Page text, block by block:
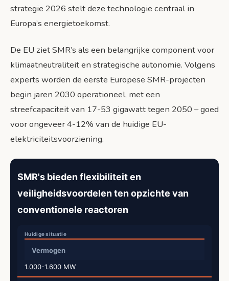
strategie 2026 stelt deze technologie centraal in
Europa’s energietoekomst.
De EU ziet SMR’s als een belangrijke component voor
klimaatneutraliteit en strategische autonomie. Volgens
experts worden de eerste Europese SMR-projecten
begin jaren 2030 operationeel, met een
streefcapaciteit van 17-53 gigawatt tegen 2050 – goed
voor ongeveer 4-12% van de huidige EU-
elektriciteitsvoorziening.
SMR's bieden flexibiliteit en
veiligheidsvoordelen ten opzichte van
conventionele reactoren
Vermogen
1.000-1.600 MW